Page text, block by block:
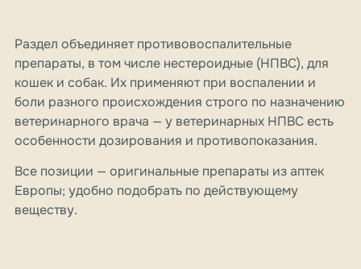
Раздел объединяет противовоспалительные
препараты, в том числе нестероидные (НПВС), для
кошек и собак. Их применяют при воспалении и
боли разного происхождения строго по назначению
ветеринарного врача — у ветеринарных НПВС есть
особенности дозирования и противопоказания.
Все позиции — оригинальные препараты из аптек
Европы; удобно подобрать по действующему
веществу.